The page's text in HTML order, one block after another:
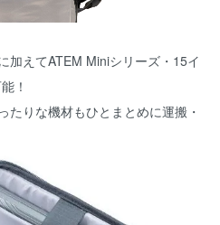
加えてATEM Miniシリーズ・15イ
！
たりな機材もひとまとめに運搬・